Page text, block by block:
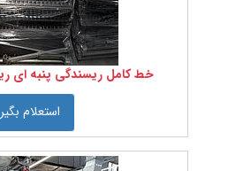
استعلام بگیر